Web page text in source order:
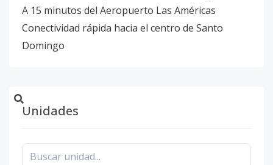
A 15 minutos del Aeropuerto Las Américas
Conectividad rápida hacia el centro de Santo
Domingo
Unidades